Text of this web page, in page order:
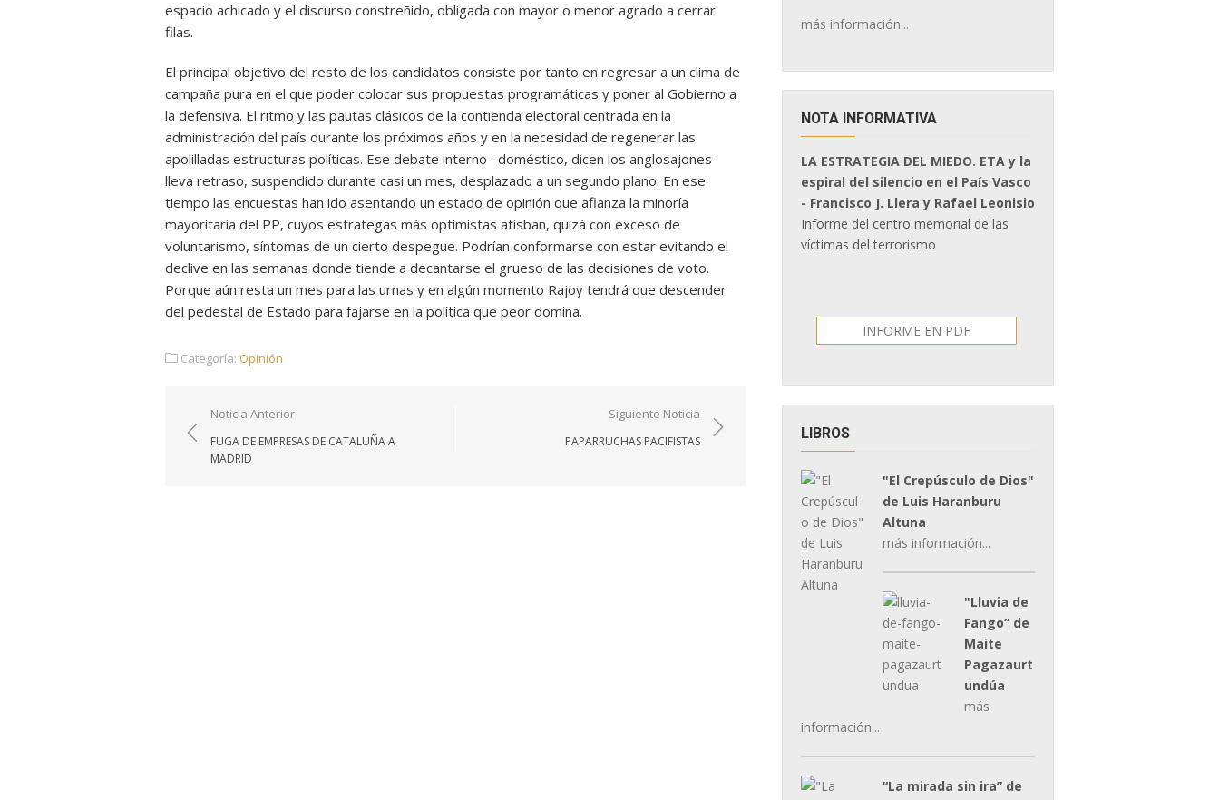
espacio achicado y el discurso constreñido, obligada con mayor o menor agrado a cerrar
filas.
El principal objetivo del resto de los candidatos consiste por tanto en regresar a un clima de
campaña pura en el que poder colocar sus propuestas programáticas y poner al Gobierno a
la defensiva. El ritmo y las pautas clásicos de la contienda electoral centrada en la
administración del país durante los próximos años y en la necesidad de regenerar las
apolilladas estructuras políticas. Ese debate interno –doméstico, dicen los anglosajones–
lleva retraso, suspendido durante casi un mes, desplazado a un segundo plano. En ese
tiempo las encuestas han ido asentando un estado de opinión que afianza la minoría
mayoritaria del PP, cuyos estrategas más optimistas atisban, quizá con exceso de
voluntarismo, síntomas de un cierto despegue. Podrían conformarse con estar evitando el
declive en las semanas donde tiende a decantarse el grueso de las decisiones de voto.
Porque aún resta un mes para las urnas y en algún momento Rajoy tendrá que descender
del pedestal de Estado para fajarse en la política que peor domina.
Categoría: Opinión
Navegación
de
entradas
Noticia Anterior
FUGA DE EMPRESAS DE CATALUÑA A
MADRID
Siguiente Noticia
PAPARRUCHAS PACIFISTAS
más información...
NOTA INFORMATIVA
LA ESTRATEGIA DEL MIEDO. ETA y la
espiral del silencio en el País Vasco
- Francisco J. Llera y Rafael Leonisio
Informe del centro memorial de las
víctimas del terrorismo
INFORME EN PDF
LIBROS
"El Crepúsculo de Dios"
de Luis Haranburu
Altuna
más información...
"Lluvia de
Fango” de
Maite
Pagazaurt
undúa
más
información...
“La mirada sin ira” de